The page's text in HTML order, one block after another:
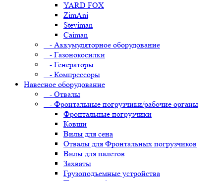
YARD FOX
ZimAni
Steviman
Caiman
- Аккумуляторное оборудование
- Газонокосилки
- Генераторы
- Компрессоры
Навесное оборудование
- Отвалы
- Фронтальные погрузчики/рабочие органы
Фронтальные погрузчики
Ковши
Вилы для сена
Отвалы для Фронтальных погрузчиков
Вилы для палетов
Захваты
Грузоподъемные устройства